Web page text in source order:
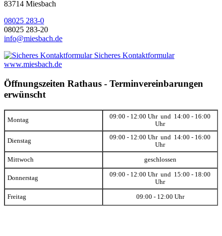
83714 Miesbach
08025 283-0
08025 283-20
info@miesbach.de
Sicheres Kontaktformular
www.miesbach.de
Öffnungszeiten Rathaus - Terminvereinbarungen
erwünscht
Montag
09:00 - 12:00 Uhr und 14:00 - 16:00
Uhr
Dienstag
09:00 - 12:00 Uhr und 14:00 - 16:00
Uhr
Mittwoch geschlossen
Donnerstag
09:00 - 12:00 Uhr und 15:00 - 18:00
Uhr
Freitag 09:00 - 12:00 Uhr